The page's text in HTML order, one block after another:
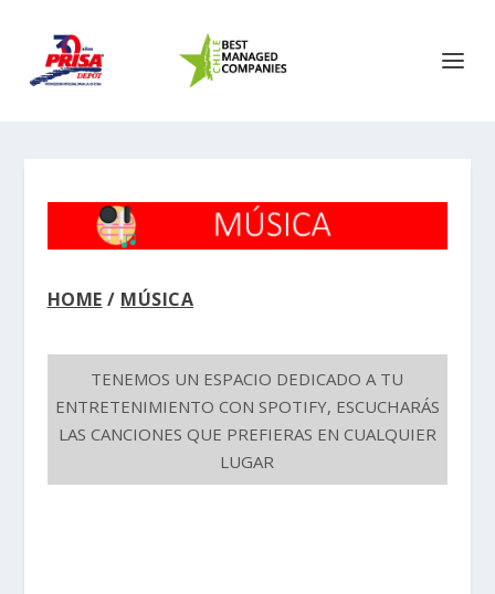
HOME / MÚSICA
TENEMOS UN ESPACIO DEDICADO A TU
ENTRETENIMIENTO CON SPOTIFY, ESCUCHARÁS
LAS CANCIONES QUE PREFIERAS EN CUALQUIER
LUGAR